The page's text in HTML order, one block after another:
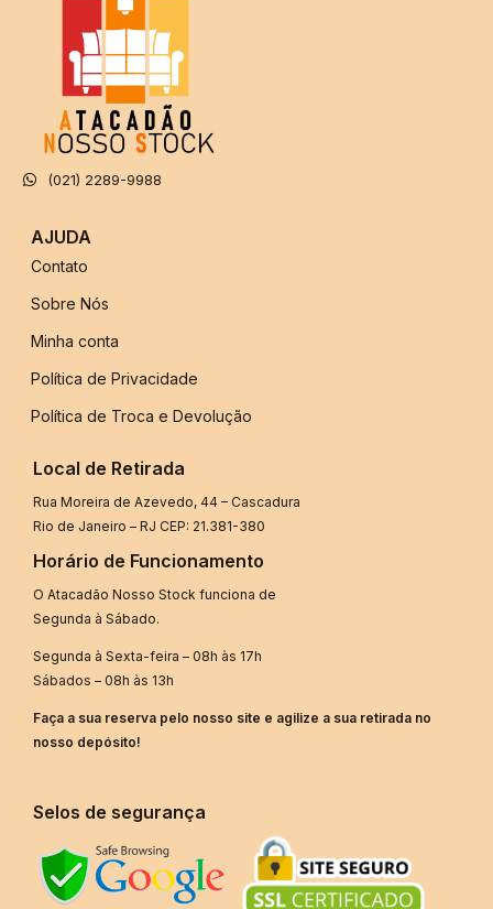
(021) 2289-9988
AJUDA
Contato
Sobre Nós
Minha conta
Política de Privacidade
Política de Troca e Devolução
Local de Retirada
Rua Moreira de Azevedo, 44 – Cascadura
Rio de Janeiro – RJ CEP: 21.381-380
Horário de Funcionamento
O Atacadão Nosso Stock funciona de
Segunda à Sábado.
Segunda à Sexta-feira – 08h às 17h
Sábados – 08h às 13h
Faça a sua reserva pelo nosso site e agilize a sua retirada no
nosso depósito!
Selos de segurança